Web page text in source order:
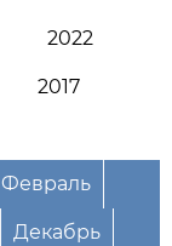
2022
2017
Февраль
Декабрь